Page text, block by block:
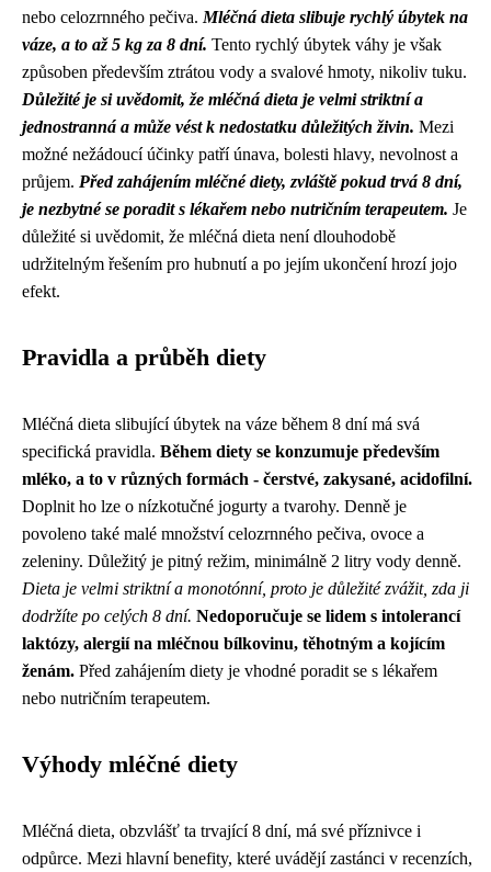
nebo celozrnného pečiva. Mléčná dieta slibuje rychlý úbytek na
váze, a to až 5 kg za 8 dní. Tento rychlý úbytek váhy je však
způsoben především ztrátou vody a svalové hmoty, nikoliv tuku.
Důležité je si uvědomit, že mléčná dieta je velmi striktní a
jednostranná a může vést k nedostatku důležitých živin. Mezi
možné nežádoucí účinky patří únava, bolesti hlavy, nevolnost a
průjem. Před zahájením mléčné diety, zvláště pokud trvá 8 dní,
je nezbytné se poradit s lékařem nebo nutričním terapeutem. Je
důležité si uvědomit, že mléčná dieta není dlouhodobě
udržitelným řešením pro hubnutí a po jejím ukončení hrozí jojo
efekt.
Pravidla a průběh diety
Mléčná dieta slibující úbytek na váze během 8 dní má svá
specifická pravidla. Během diety se konzumuje především
mléko, a to v různých formách - čerstvé, zakysané, acidofilní.
Doplnit ho lze o nízkotučné jogurty a tvarohy. Denně je
povoleno také malé množství celozrnného pečiva, ovoce a
zeleniny. Důležitý je pitný režim, minimálně 2 litry vody denně.
Dieta je velmi striktní a monotónní, proto je důležité zvážit, zda ji
dodržíte po celých 8 dní. Nedoporučuje se lidem s intolerancí
laktózy, alergií na mléčnou bílkovinu, těhotným a kojícím
ženám. Před zahájením diety je vhodné poradit se s lékařem
nebo nutričním terapeutem.
Výhody mléčné diety
Mléčná dieta, obzvlášť ta trvající 8 dní, má své příznivce i
odpůrce. Mezi hlavní benefity, které uvádějí zastánci v recenzích,